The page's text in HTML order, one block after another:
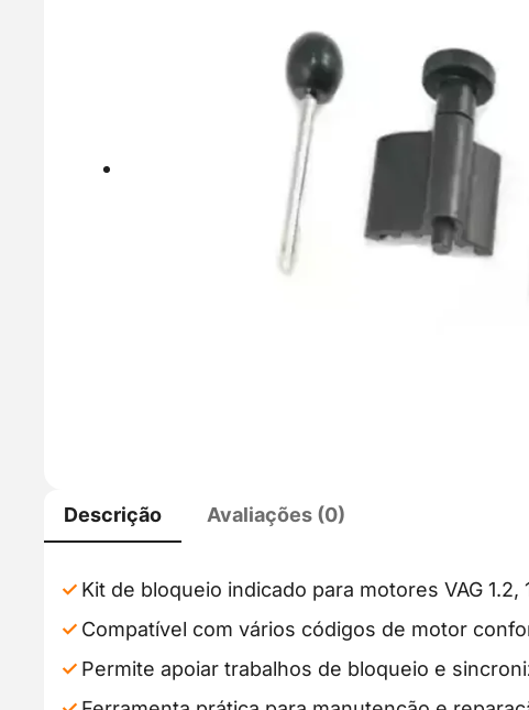
Descrição Avaliações (0)
Kit de bloqueio indicado para motores VAG 1.2,
Compatível com vários códigos de motor
Permite apoiar trabalhos de bloqueio e